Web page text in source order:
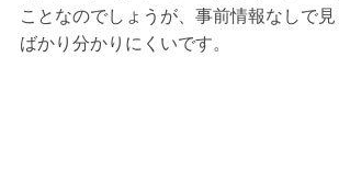
ことなのでしょうが、事前情報なしで
ばかり分かりにくいです。